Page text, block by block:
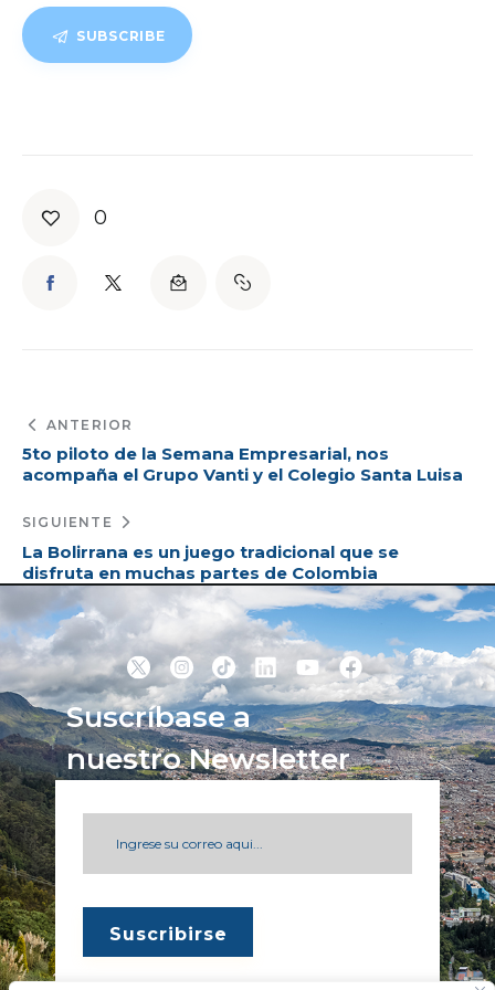
SUBSCRIBE
0
ANTERIOR
5to piloto de la Semana Empresarial, nos
acompaña el Grupo Vanti y el Colegio Santa Luisa
SIGUIENTE
La Bolirrana es un juego tradicional que se
disfruta en muchas partes de Colombia
Suscríbase a
nuestro Newsletter